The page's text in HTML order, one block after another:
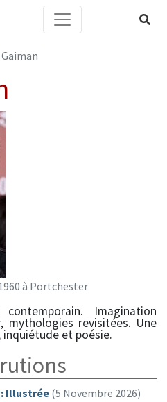
à Portchester
Imagination
mythologies revisitées. Une
et poésie.
Illustrée (5 Novembre 2026)